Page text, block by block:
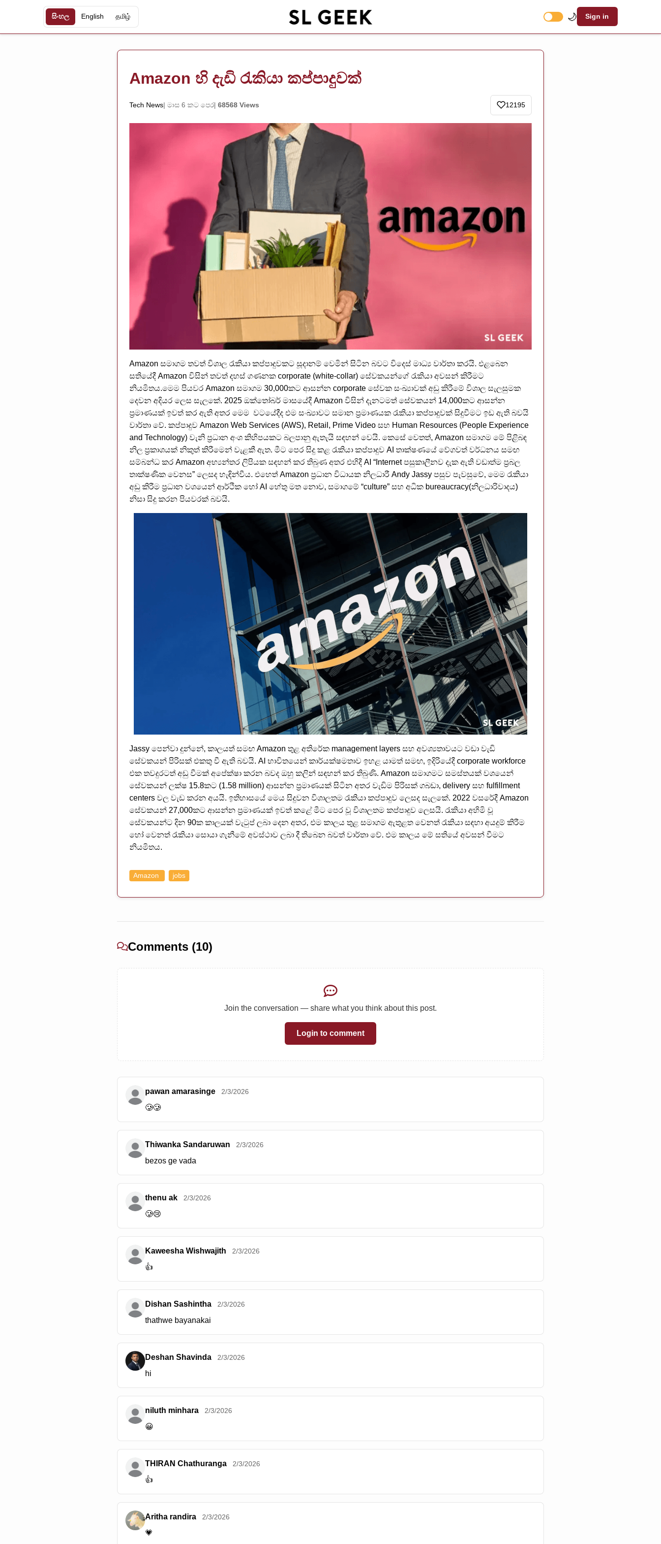
සිංහල English தமிழ் 🌙 Sign in
Amazon හි දැඩි රැකියා කප්පාදුවක්
Tech News මාස 6 කට පෙර 68568 Views 12195
Amazon සමාගම තවත් විශාල රැකියා කප්පාදුවකට සූදානම් වෙමින් සිටින බවට විදෙස් මාධ්‍ය වාර්තා කරයි. එළබෙන
සතියේදී Amazon විසින් තවත් දහස් ගණනක corporate (white-collar) සේවකයන්ගේ රැකියා අවසන් කිරීමට
නියමිතය.මෙම පියවර Amazon සමාගම 30,000කට ආසන්න corporate සේවක සංඛ්‍යාවක් අඩු කිරීමේ විශාල සැලසුමක
දෙවන අදියර ලෙස සැලකේ. 2025 ඔක්තෝබර් මාසයේදී Amazon විසින් දැනටමත් සේවකයන් 14,000කට ආසන්න
ප්‍රමාණයක් ඉවත් කර ඇති අතර මෙම වටයේදීද එම සංඛ්‍යාවට සමාන ප්‍රමාණයක රැකියා කප්පාදුවක් සිදුවීමට ඉඩ ඇති බවයි
වාර්තා වේ. කප්පාදුව Amazon Web Services (AWS), Retail, Prime Video සහ Human Resources (People Experience
and Technology) වැනි ප්‍රධාන අංශ කිහිපයකට බලපානු ඇතැයි සඳහන් වෙයි. කෙසේ වෙතත්, Amazon සමාගම මේ පිළිබඳ
නිල ප්‍රකාශයක් නිකුත් කිරීමෙන් වැළකී ඇත. මීට පෙර සිදු කළ රැකියා කප්පාදුව AI තාක්ෂණයේ වේගවත් වර්ධනය සමඟ
සම්බන්ධ කර Amazon අභ්‍යන්තර ලිපියක සඳහන් කර තිබුණ අතර එහිදී AI “Internet පසුකාලීනව දැක ඇති වඩාත්ම ප්‍රබල
තාක්ෂණික වෙනස” ලෙසද හැඳින්වීය. එහෙත් Amazon ප්‍රධාන විධායක නිලධාරී Andy Jassy පසුව පැවසුවේ, මෙම රැකියා
අඩු කිරීම ප්‍රධාන වශයෙන් ආර්ථික හෝ AI හේතු මත නොව, සමාගමේ “culture” සහ අධික bureaucracy(නිලධාරිවාදය)
නිසා සිදු කරන පියවරක් බවයි.
Jassy පෙන්වා දුන්නේ, කාලයත් සමඟ Amazon තුළ අතිරේක management layers සහ අවශ්‍යතාවයට වඩා වැඩි
සේවකයන් පිරිසක් එකතු වී ඇති බවයි. AI භාවිතයෙන් කාර්යක්ෂමතාව ඉහළ යාමත් සමඟ, ඉදිරියේදී corporate workforce
එක තවදුරටත් අඩු වීමක් අපේක්ෂා කරන බවද ඔහු කලින් සඳහන් කර තිබුණි. Amazon සමාගමට සමස්තයක් වශයෙන්
සේවකයන් ලක්ෂ 15.8කට (1.58 million) ආසන්න ප්‍රමාණයක් සිටින අතර වැඩිම පිරිසක් ගබඩා, delivery සහ fulfillment
centers වල වැඩ කරන අයයි. ඉතිහාසයේ මෙය සිදුවන විශාලතම රැකියා කප්පාදුව ලෙසද සැලකේ. 2022 වසරේදී Amazon
සේවකයන් 27,000කට ආසන්න ප්‍රමාණයක් ඉවත් කළේ මීට පෙර වූ විශාලතම කප්පාදුව ලෙසයි. රැකියා අහිමි වූ
සේවකයන්ට දින 90ක කාලයක් වැටුප් ලබා දෙන අතර, එම කාලය තුළ සමාගම ඇතුළත වෙනත් රැකියා සඳහා අයදුම් කිරීම
හෝ වෙනත් රැකියා සොයා ගැනීමේ අවස්ථාව ලබා දී තිබෙන බවත් වාර්තා වේ. එම කාලය මේ සතියේ අවසන් වීමට
නියමිතය.
Amazon jobs
Comments (10)
Join the conversation — share what you think about this post.
Login to comment
pawan amarasinge 2/3/2026
🥲🥲
Thiwanka Sandaruwan 2/3/2026
bezos ge vada
thenu ak 2/3/2026
🥲😢
Kaweesha Wishwajith 2/3/2026
👍
Dishan Sashintha 2/3/2026
thathwe bayanakai
Deshan Shavinda 2/3/2026
hi
niluth minhara 2/3/2026
😀
THIRAN Chathuranga 2/3/2026
👍
Aritha randira 2/3/2026
💗